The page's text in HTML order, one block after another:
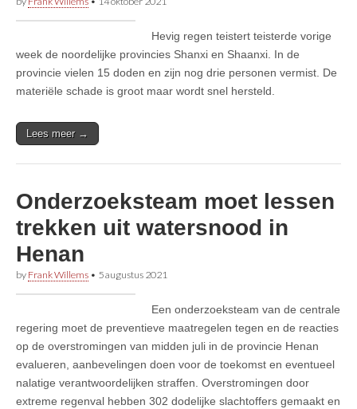
Hevig regen teistert teisterde vorige
week de noordelijke provincies Shanxi en Shaanxi. In de
provincie vielen 15 doden en zijn nog drie personen vermist. De
materiële schade is groot maar wordt snel hersteld.
Lees meer →
Onderzoeksteam moet lessen
trekken uit watersnood in
Henan
by Frank Willems • 5 augustus 2021
Een onderzoeksteam van de centrale
regering moet de preventieve maatregelen tegen en de reacties
op de overstromingen van midden juli in de provincie Henan
evalueren, aanbevelingen doen voor de toekomst en eventueel
nalatige verantwoordelijken straffen. Overstromingen door
extreme regenval hebben 302 dodelijke slachtoffers gemaakt en